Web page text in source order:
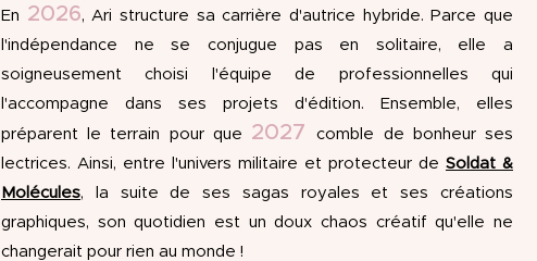
En 2026, Ari structure sa carrière d'autrice hybride. Parce que
l'indépendance ne se conjugue pas en solitaire, elle a
soigneusement choisi l'équipe de professionnelles qui
l'accompagne dans ses projets d'édition. Ensemble, elles
préparent le terrain pour que 2027comble de bonheur ses
lectrices. Ainsi, entre l'univers militaire et protecteur de Soldat &
Molécules, la suite de ses sagas royales et ses créations
graphiques, son quotidien est un doux chaos créatif qu'elle ne
changerait pour rien au monde !